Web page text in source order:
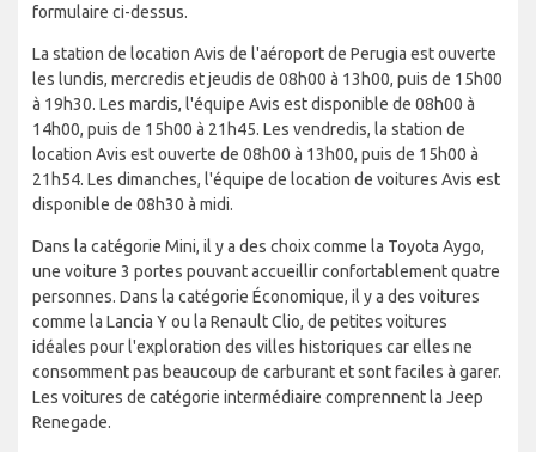
formulaire ci-dessus.
La station de location Avis de l'aéroport de Perugia est ouverte
les lundis, mercredis et jeudis de 08h00 à 13h00, puis de 15h00
à 19h30. Les mardis, l'équipe Avis est disponible de 08h00 à
14h00, puis de 15h00 à 21h45. Les vendredis, la station de
location Avis est ouverte de 08h00 à 13h00, puis de 15h00 à
21h54. Les dimanches, l'équipe de location de voitures Avis est
disponible de 08h30 à midi.
Dans la catégorie Mini, il y a des choix comme la Toyota Aygo,
une voiture 3 portes pouvant accueillir confortablement quatre
personnes. Dans la catégorie Économique, il y a des voitures
comme la Lancia Y ou la Renault Clio, de petites voitures
idéales pour l'exploration des villes historiques car elles ne
consomment pas beaucoup de carburant et sont faciles à garer.
Les voitures de catégorie intermédiaire comprennent la Jeep
Renegade.